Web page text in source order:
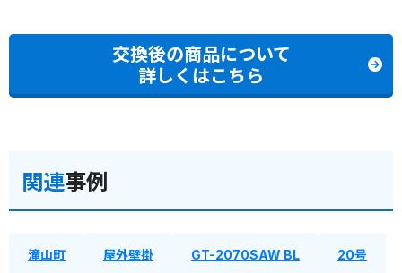
交換後の商品について
詳しくはこちら
関連事例
滝山町 屋外壁掛 GT-2070SAW BL 20号